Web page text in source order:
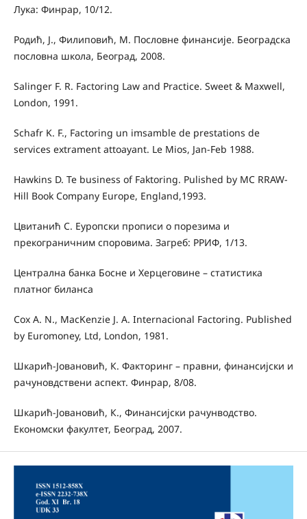
Лука: Финрар, 10/12.
Родић, Ј., Филиповић, М. Пословне финансије. Београдска
пословна школа, Београд, 2008.
Salinger F. R. Factoring Law and Practice. Sweet & Maxwell,
London, 1991.
Schafr K. F., Factoring un imsamble de prestations de
services extrament attoayant. Le Mios, Jan-Feb 1988.
Hawkins D. Te business of Faktoring. Pulished by MC RRAW-
Hill Book Company Europe, England,1993.
Цвитанић С. Еуропски прописи о порезима и
прекограничним споровима. Загреб: РРИФ, 1/13.
Централна банка Босне и Херцеговине – статистика
платног биланса
Cox A. N., MacKenzie J. A. Internacional Factoring. Published
by Euromoney, Ltd, London, 1981.
Шкарић-Јовановић, К. Факторинг – правни, финансијски и
рачуновдствени аспект. Финрар, 8/08.
Шкарић-Јовановић, К., Финансијски рачунводство.
Економски факултет, Београд, 2007.